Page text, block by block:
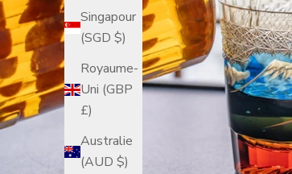
Singapour
(SGD $)
Royaume-
Uni (GBP
£)
Australie
(AUD $)